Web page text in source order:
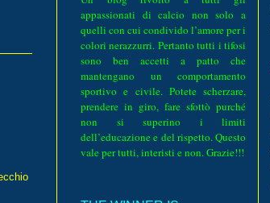
appassionati di calcio non solo a
quelli con cui condivido l’amore per i
colori nerazzurri. Pertanto tutti i tifosi
sono ben accetti a patto che
mantengano un comportamento
sportivo e civile. Potete scherzare,
prendere in giro, fare sfottò purché
non si superino i limiti
dell’educazione e del rispetto. Questo
vale per tutti, interisti e non. Grazie!!!